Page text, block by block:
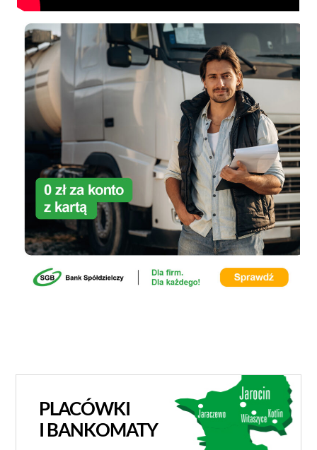
PLACÓWKI
I BANKOMATY